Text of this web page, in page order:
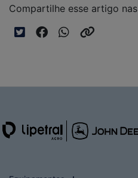
Compartilhe esse artigo